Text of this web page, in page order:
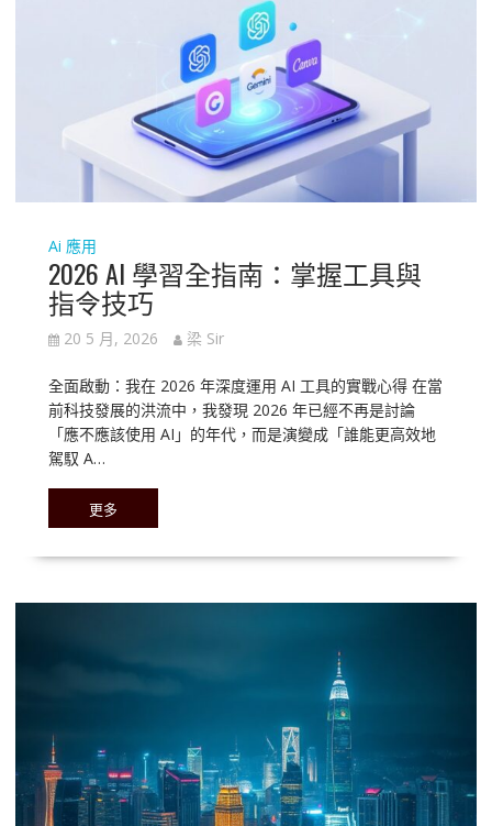
Ai 應用
2026 AI 學習全指南：掌握工具與
指令技巧
20 5 月, 2026 梁 Sir
全面啟動：我在 2026 年深度運用 AI 工具的實戰心得 在當
前科技發展的洪流中，我發現 2026 年已經不再是討論
「應不應該使用 AI」的年代，而是演變成「誰能更高效地
駕馭 A…
更多